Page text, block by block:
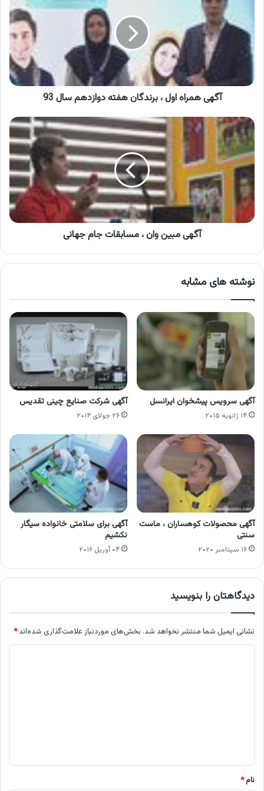
برندگان
هفته
93
آگهی همراه اول ، برندگان هفته دوازدهم سال 93
آگهی
مبین
وان
،
مسابقات
جام
جهانی
آگهی مبین وان ، مسابقات جام جهانی
نوشته های مشابه
آگهی سرویس پیشخوان ایرانسل
۱۴ ژانویه ۲۰۱۵
آگهی شرکت صنایع چینی تقدیس
۲۶ جولای ۲۰۱۴
آگهی محصولات کوهساران ، ماست
سنتی
۱۶ سپتامبر ۲۰۲۰
آگهی برای سلامتی خانواده سیگار
نکشیم
۰۴ آوریل ۲۰۱۶
دیدگاهتان را بنویسید
نشانی ایمیل شما منتشر نخواهد شد. بخش‌های موردنیاز علامت‌گذاری شده‌اند*
نام*